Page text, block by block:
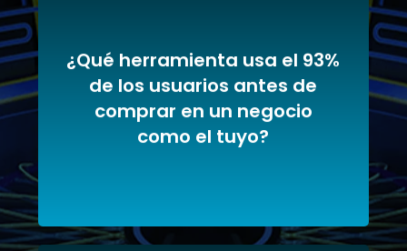
¿Qué herramienta usa el 93%
de los usuarios antes de
comprar en un negocio
como el tuyo?
A - Reseñas de Perfil de
Empresa de Google